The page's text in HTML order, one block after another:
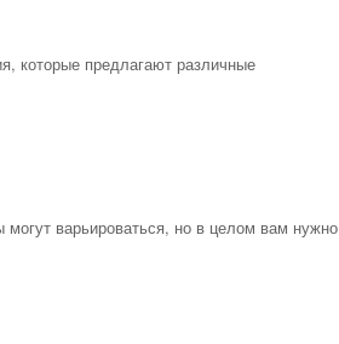
которые предлагают различные
варьироваться, но в целом вам нужно